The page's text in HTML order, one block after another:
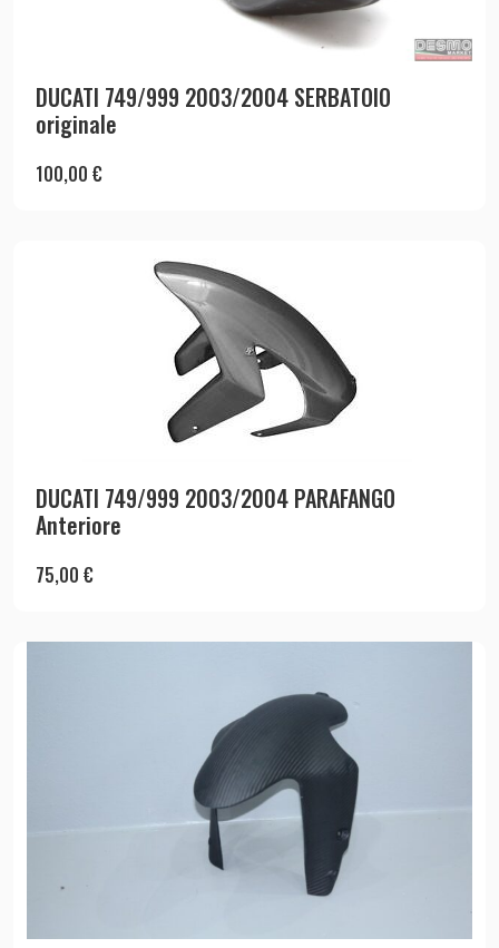
DUCATI 749/999 2003/2004 SERBATOIO
originale
100,00 €
DUCATI 749/999 2003/2004 PARAFANGO
Anteriore
75,00 €